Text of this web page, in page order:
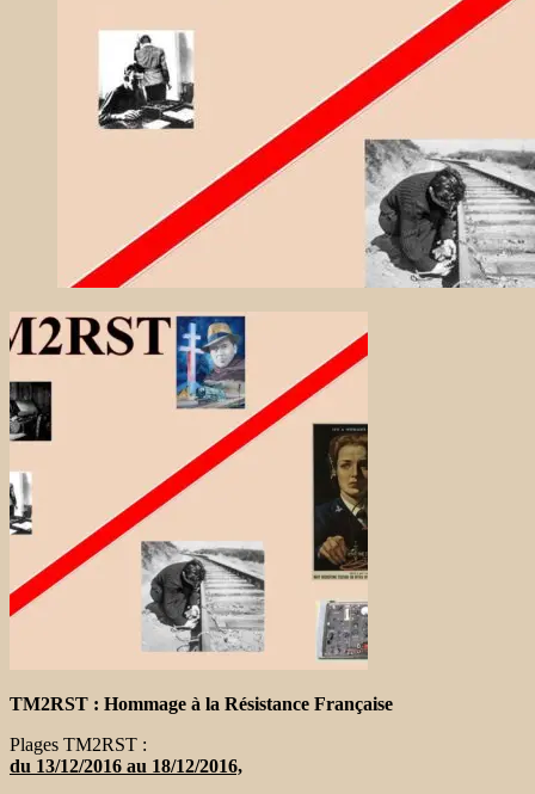
TM2RST : Hommage à la Résistance Française
Plages TM2RST :
du 13/12/2016 au 18/12/2016,